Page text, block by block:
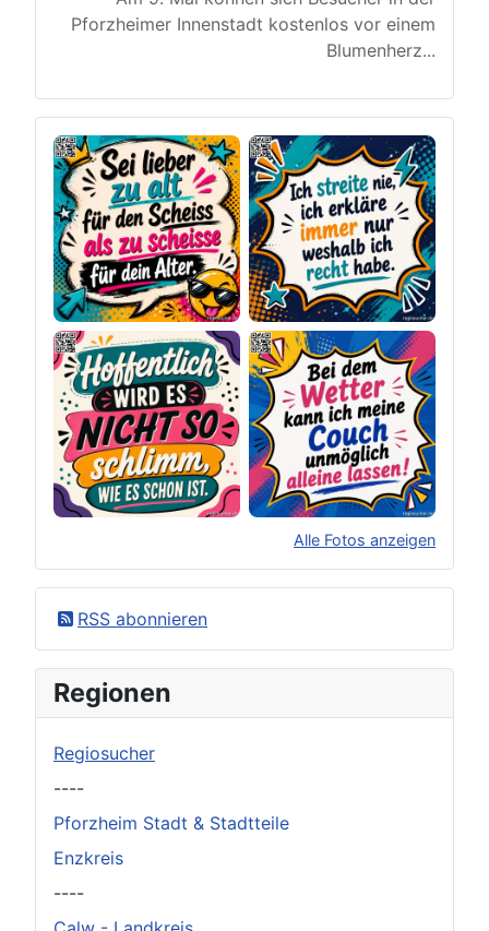
Pforzheimer Innenstadt kostenlos vor einem
Blumenherz...
Alle Fotos anzeigen
RSS abonnieren
Regionen
Regiosucher
----
Pforzheim Stadt & Stadtteile
Enzkreis
----